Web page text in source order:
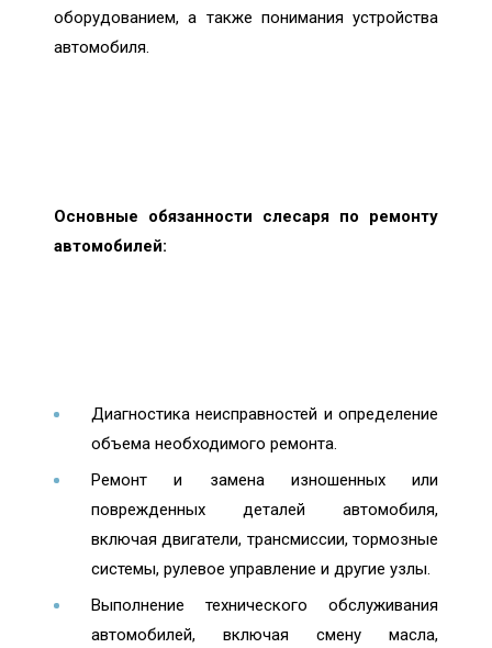
оборудованием, а также понимания устройства
автомобиля.
Основные обязанности слесаря по ремонту
автомобилей:
Диагностика неисправностей и определение
объема необходимого ремонта.
Ремонт и замена изношенных или
поврежденных деталей автомобиля,
включая двигатели, трансмиссии, тормозные
системы, рулевое управление и другие узлы.
Выполнение технического обслуживания
автомобилей, включая смену масла,